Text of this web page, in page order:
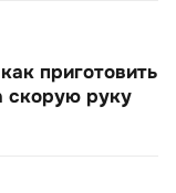
приготовить
скорую руку